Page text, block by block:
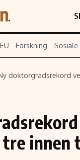
Økonomi
Politikk
EU Forskning
doktorgradsrekord
tre